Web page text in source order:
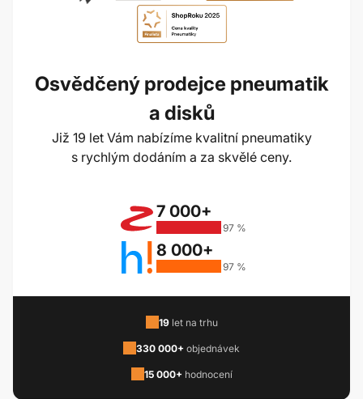
Osvědčený prodejce pneumatik
a disků
Již 19 let Vám nabízíme kvalitní pneumatiky
s rychlým dodáním a za skvělé ceny.
7 000+
97 %
8 000+
97 %
19let na trhu
330 000+ objednávek
15 000+ hodnocení